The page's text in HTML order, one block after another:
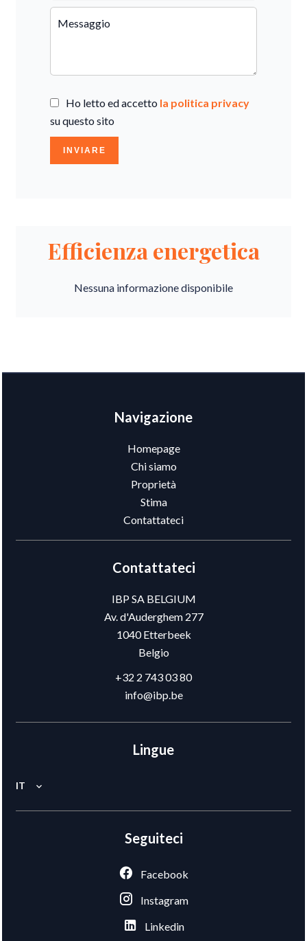
Ho letto ed accetto la politica privacy
su questo sito
INVIARE
Efficienza energetica
Nessuna informazione disponibile
Navigazione
Homepage
Chi siamo
Proprietà
Stima
Contattateci
Contattateci
IBP SA BELGIUM
Av. d'Auderghem 277
1040Etterbeek
Belgio
+32 2 743 03 80
info@ibp.be
Lingue
IT
Seguiteci
Facebook
Instagram
Linkedin